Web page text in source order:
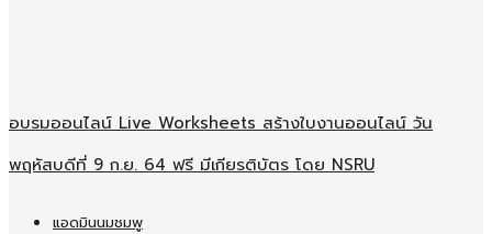
อบรมออนไลน์​ Live Worksheets สร้างใบงานออนไลน์​ วัน
พฤหัสบดีที่ 9 ก.ย. 64 ฟรี มีเกียรติบัตร โดย NSRU
แอดมินนมชมพู